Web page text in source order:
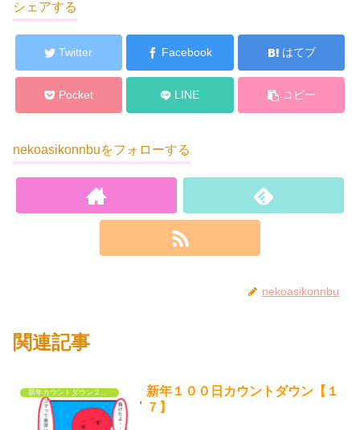
シェアする
Twitter Facebook はてブ
Pocket LINE コピー
nekoasikonnbuをフォローする
nekoasikonnbu
関連記事
新年１００日カウントダウン【１
７】